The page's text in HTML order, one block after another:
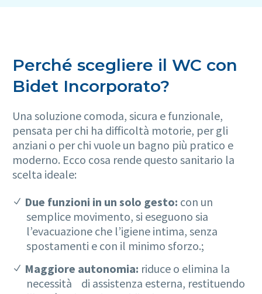
Perché scegliere il WC con
Bidet Incorporato?
Una soluzione comoda, sicura e funzionale,
pensata per chi ha difficoltà motorie, per gli
anziani o per chi vuole un bagno più pratico e
moderno. Ecco cosa rende questo sanitario la
scelta ideale:
Due funzioni in un solo gesto: con un
semplice movimento, si eseguono sia
l’evacuazione che l’igiene intima, senza
spostamenti e con il minimo sforzo.;
Maggiore autonomia: riduce o elimina la
necessità di assistenza esterna, restituendo